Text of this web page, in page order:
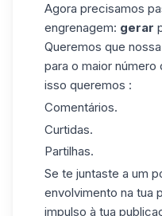
Agora precisamos
engrenagem: gerar
Queremos que
para o maior
isso queremos :
Comentários.
Curtidas.
Partilhas.
Se te juntaste a um
envolvimento na tua
impulso à tua